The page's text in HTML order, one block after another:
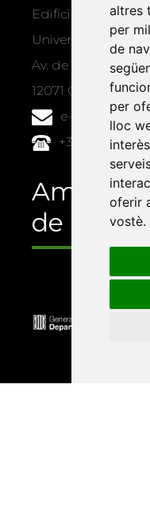
altres
per
de
per
lloc
oferir
vostè.
Edifici Àgora
Universitat Jaume
Av. de Vicent Sos
12071 Castelló de
e-
+34 964 72 89
Amb el
de